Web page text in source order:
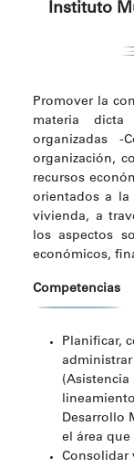
Instituto
Promover la
materia
organizadas -
organización,
recursos
orientados a la
vivienda, a
los aspectos
económicos,
Competencias
Planificar,
Desarrollo
el área
Consolidar